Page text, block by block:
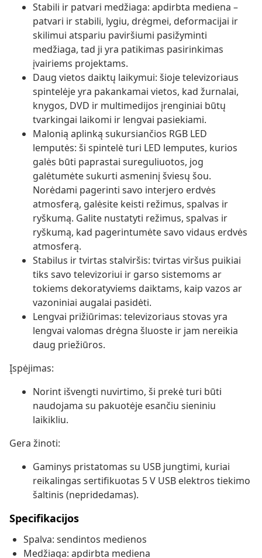
Stabili ir patvari medžiaga: apdirbta mediena –
patvari ir stabili, lygiu, drėgmei, deformacijai ir
skilimui atspariu paviršiumi pasižyminti
medžiaga, tad ji yra patikimas pasirinkimas
įvairiems projektams.
Daug vietos daiktų laikymui: šioje televizoriaus
spintelėje yra pakankamai vietos, kad žurnalai,
knygos, DVD ir multimedijos įrenginiai būtų
tvarkingai laikomi ir lengvai pasiekiami.
Malonią aplinką sukursiančios RGB LED
lemputės: ši spintelė turi LED lemputes, kurios
galės būti paprastai sureguliuotos, jog
galėtumėte sukurti asmeninį šviesų šou.
Norėdami pagerinti savo interjero erdvės
atmosferą, galėsite keisti režimus, spalvas ir
ryškumą. Galite nustatyti režimus, spalvas ir
ryškumą, kad pagerintumėte savo vidaus erdvės
atmosferą.
Stabilus ir tvirtas stalviršis: tvirtas viršus puikiai
tiks savo televizoriui ir garso sistemoms ar
tokiems dekoratyviems daiktams, kaip vazos ar
vazoniniai augalai pasidėti.
Lengvai prižiūrimas: televizoriaus stovas yra
lengvai valomas drėgna šluoste ir jam nereikia
daug priežiūros.
Įspėjimas:
Norint išvengti nuvirtimo, ši prekė turi būti
naudojama su pakuotėje esančiu sieniniu
laikikliu.
Gera žinoti:
Gaminys pristatomas su USB jungtimi, kuriai
reikalingas sertifikuotas 5 V USB elektros tiekimo
šaltinis (nepridedamas).
Specifikacijos
Spalva: sendintos medienos
Medžiaga: apdirbta mediena